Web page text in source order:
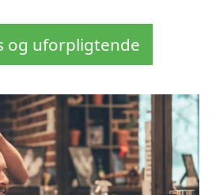
og uforpligtende